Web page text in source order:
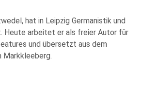
hat in Leipzig Germanistik und
Heute arbeitet er als freier Autor für
und übersetzt aus dem
Markkleeberg.